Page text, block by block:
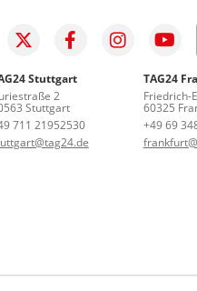
Stuttgart
2
Stuttgart
711 21952530
TAG24
Friedrich-
60325
+49 69